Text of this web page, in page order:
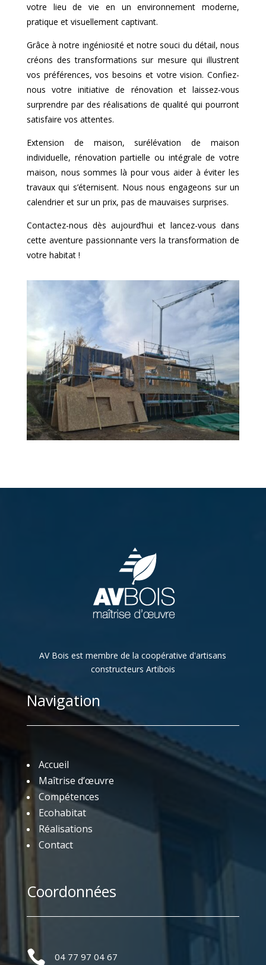
votre lieu de vie en un environnement moderne,
pratique et visuellement captivant.
Grâce à notre ingéniosité et notre souci du détail, nous
créons des transformations sur mesure qui illustrent
vos préférences, vos besoins et votre vision. Confiez-
nous votre initiative de rénovation et laissez-vous
surprendre par des réalisations de qualité qui pourront
satisfaire vos attentes.
Extension de maison, surélévation de maison
individuelle, rénovation partielle ou intégrale de votre
maison, nous sommes là pour vous aider à éviter les
travaux qui s’éternisent. Nous nous engageons sur un
calendrier et sur un prix, pas de mauvaises surprises.
Contactez-nous dès aujourd’hui et lancez-vous dans
cette aventure passionnante vers la transformation de
votre habitat !
AV Bois est membre de la coopérative d'artisans
constructeurs Artibois
Navigation
Accueil
Maîtrise d’œuvre
Compétences
Ecohabitat
Réalisations
Contact
Coordonnées
 04 77 97 04 67